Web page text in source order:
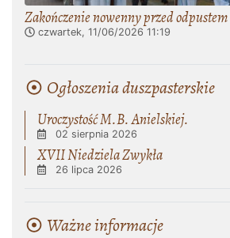
Zakończenie nowenny przed
czwartek, 11/06/2026 11:19
Ogłoszenia duszpasterskie
Uroczystość M.B. Anielskiej.
02 sierpnia 2026
XVII Niedziela Zwykła
26 lipca 2026
Ważne informacje